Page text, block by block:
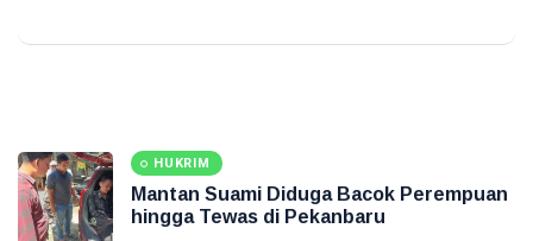
HUKRIM
Mantan Suami Diduga Bacok Perempuan
hingga Tewas di Pekanbaru